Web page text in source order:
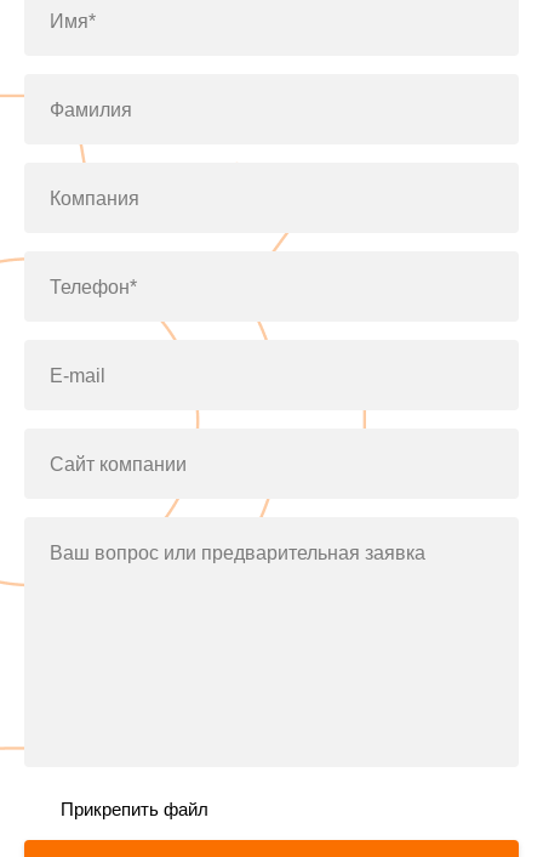
Имя*
Фамилия
Компания
Телефон*
E-mail
Сайт компании
Ваш вопрос или предварительная заявка
Прикрепить файл